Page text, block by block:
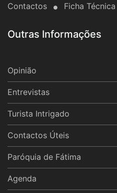
Contactos Ficha Técnica
Outras Informações
Opinião
Entrevistas
Turista Intrigado
Contactos Úteis
Paróquia de Fátima
Agenda